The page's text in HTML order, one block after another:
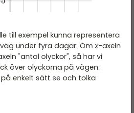
till exempel kunna representera
under fyra dagar. Omx-axeln
"antal olyckor", så har vi
över olyckorna på vägen.
enkelt sätt se och tolka